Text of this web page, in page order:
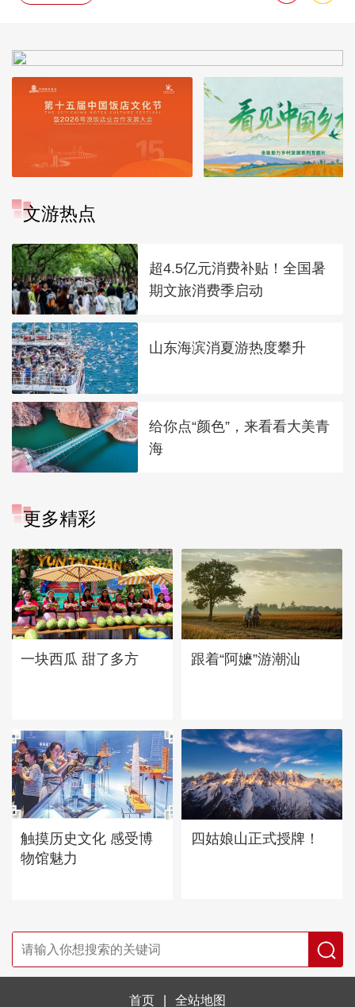
文游热点
超4.5亿元消费补贴！全国暑
期文旅消费季启动
山东海滨消夏游热度攀升
给你点“颜色”，来看看大美青
海
更多精彩
一块西瓜 甜了多方 跟着“阿嬷”游潮汕
触摸历史文化 感受博
物馆魅力
四姑娘山正式授牌！
首页 全站地图